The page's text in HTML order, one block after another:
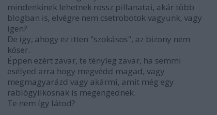
mindenkinek lehetnek rossz pillanatai, akár több
blogban is, elvégre nem csetrobotok vagyunk, vagy
igen?
De így, ahogy ez itten "szokásos", az bizony nem
kóser.
Éppen ezért zavar, te tényleg zavar, ha semmi
esélyed arra hogy megvédd magad, vagy
megmagyarázd vagy akármi, amit még egy
rablógyilkosnak is megengednek.
Te nem így látod?